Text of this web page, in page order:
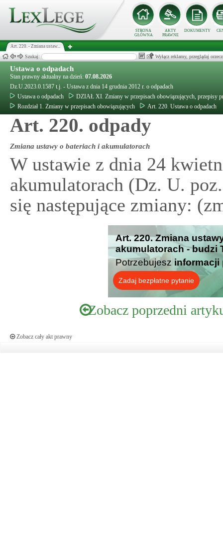
STRONA
GŁÓWNA
AKTY
PRAWNE
DOKUMENTY
Art. 220. - Zmiana ustaw...
Szukaj: Wyłącz reklamy, przeglądaj
Ustawa o odpadach
Stan prawny aktualny na dzień: 07.08.2026
Dz.U.2023.0.1587 t.j. - Ustawa z dnia 14 grudnia 2012 r. o odpadach
Ustawa o odpadach
DZIAŁ XI. Zmiany w przepisach obowiązujących, przepisy
Rozdział 1. Zmiany w przepisach obowiązujących
Art. 220. Ustawa o odpadach
Art. 220. odpady
Zmiana ustawy o bateriach i akumulatorach
W ustawie z dnia 24
akumulatorach (Dz. U.
się następujące zmiany:
Art. 220. Zmiana
akumulatorach - budzi
Potrzebujesz informacji
Zadaj bezpłatne pytanie
Zobacz poprzedni
Zobacz cały akt prawny